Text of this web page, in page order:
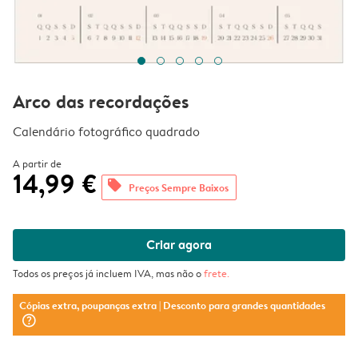
Arco das recordações
Calendário fotográfico quadrado
A partir de
14,99 € offers Preços Sempre Baixos
Criar agora
Todos os preços já incluem IVA, mas não ofrete.
Cópias extra, poupanças extra| Desconto para grandes quantidades
question_mark_circle